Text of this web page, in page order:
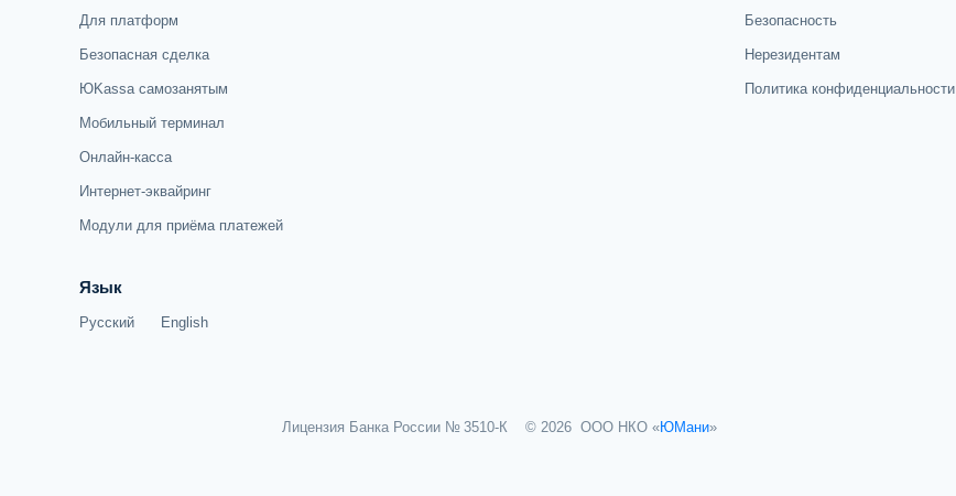
Для платформ
Безопасная сделка
ЮKassa самозанятым
Мобильный терминал
Онлайн-касса
Интернет-эквайринг
Модули для приёма платежей
Безопасность
Нерезидентам
Политика конфиденциальности
Язык
Русский English
Лицензия Банка России № 3510-К © 2026 ООО НКО «ЮМани»